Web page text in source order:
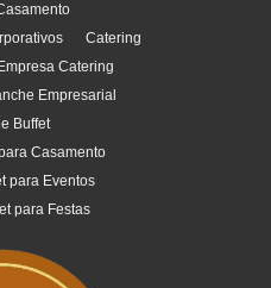
Catering
Empresa Catering
Empresarial
Buffet
Casamento
para Eventos
para Festas